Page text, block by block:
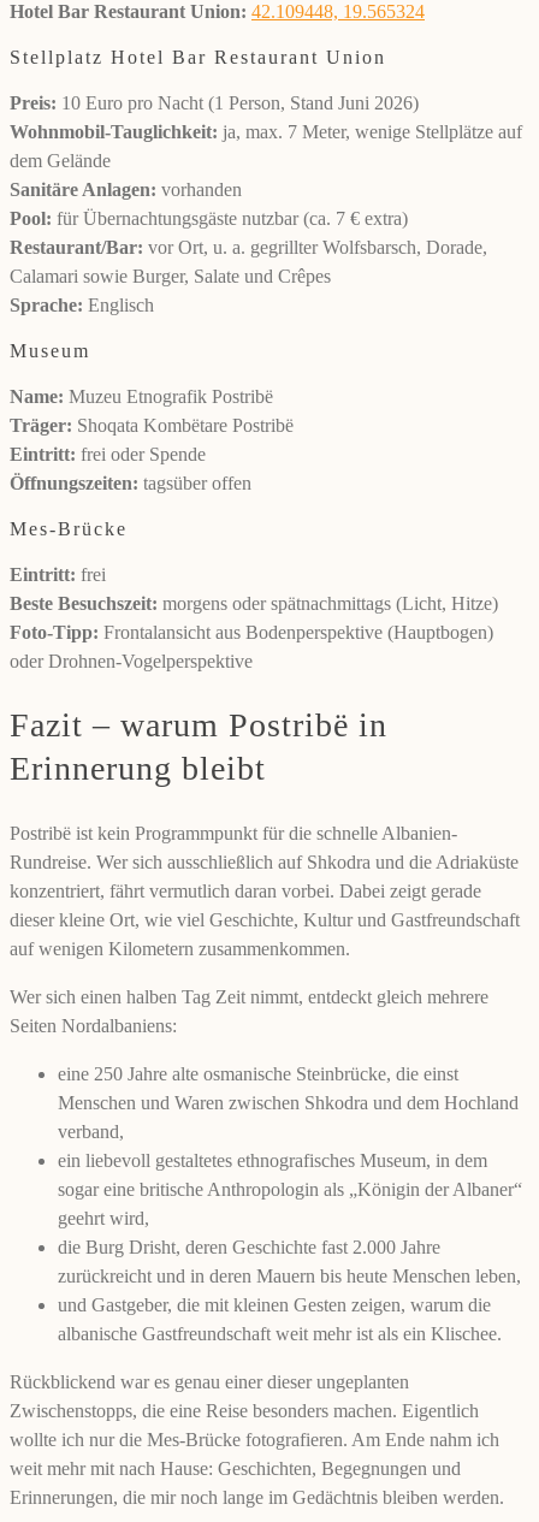
Hotel Bar Restaurant Union: 42.109448, 19.565324
Stellplatz Hotel Bar Restaurant Union
Preis: 10 Euro pro Nacht (1 Person, Stand Juni 2026)
Wohnmobil-Tauglichkeit: ja, max. 7 Meter, wenige Stellplätze auf
dem Gelände
Sanitäre Anlagen: vorhanden
Pool: für Übernachtungsgäste nutzbar (ca. 7 € extra)
Restaurant/Bar: vor Ort, u. a. gegrillter Wolfsbarsch, Dorade,
Calamari sowie Burger, Salate und Crêpes
Sprache: Englisch
Museum
Name: Muzeu Etnografik Postribë
Träger: Shoqata Kombëtare Postribë
Eintritt: frei oder Spende
Öffnungszeiten: tagsüber offen
Mes-Brücke
Eintritt: frei
Beste Besuchszeit: morgens oder spätnachmittags (Licht, Hitze)
Foto-Tipp: Frontalansicht aus Bodenperspektive (Hauptbogen)
oder Drohnen-Vogelperspektive
Fazit – warum Postribë in
Erinnerung bleibt
Postribë ist kein Programmpunkt für die schnelle Albanien-
Rundreise. Wer sich ausschließlich auf Shkodra und die Adriaküste
konzentriert, fährt vermutlich daran vorbei. Dabei zeigt gerade
dieser kleine Ort, wie viel Geschichte, Kultur und Gastfreundschaft
auf wenigen Kilometern zusammenkommen.
Wer sich einen halben Tag Zeit nimmt, entdeckt gleich mehrere
Seiten Nordalbaniens:
eine 250 Jahre alte osmanische Steinbrücke, die einst
Menschen und Waren zwischen Shkodra und dem Hochland
verband,
ein liebevoll gestaltetes ethnografisches Museum, in dem
sogar eine britische Anthropologin als „Königin der Albaner“
geehrt wird,
die Burg Drisht, deren Geschichte fast 2.000 Jahre
zurückreicht und in deren Mauern bis heute Menschen leben,
und Gastgeber, die mit kleinen Gesten zeigen, warum die
albanische Gastfreundschaft weit mehr ist als ein Klischee.
Rückblickend war es genau einer dieser ungeplanten
Zwischenstopps, die eine Reise besonders machen. Eigentlich
wollte ich nur die Mes-Brücke fotografieren. Am Ende nahm ich
weit mehr mit nach Hause: Geschichten, Begegnungen und
Erinnerungen, die mir noch lange im Gedächtnis bleiben werden.